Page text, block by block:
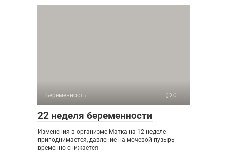
Беременность 0
22 неделя беременности
Изменения в организме Матка на 12 неделе
приподнимается, давление на мочевой пузырь
временно снижается